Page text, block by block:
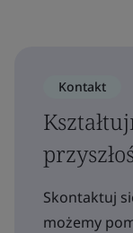
Kontakt
Skontaktuj
możemy